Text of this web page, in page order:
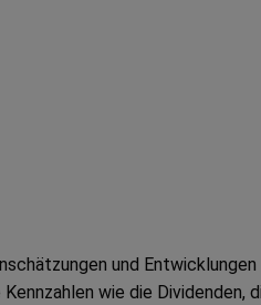
und Entwicklungen
wie die Dividenden,